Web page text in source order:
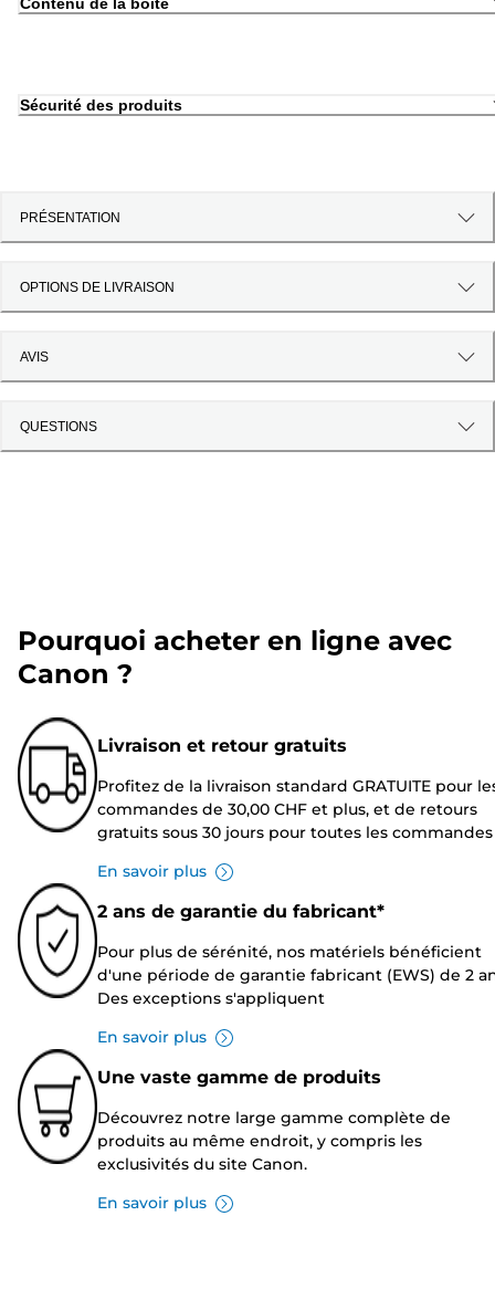
Contenu de la boîte
Sécurité des produits
PRÉSENTATION
OPTIONS DE LIVRAISON
AVIS
QUESTIONS
Pourquoi acheter en ligne avec
Canon ?
Livraison et retour gratuits
Profitez de la livraison standard GRATUITE pour
commandes de 30,00 CHF et plus, et de retours
gratuits sous 30 jours pour toutes les commandes
En savoir plus
2 ans de garantie du fabricant*
Pour plus de sérénité, nos matériels bénéficient
d'une période de garantie fabricant (EWS) de 2
Des exceptions s'appliquent
En savoir plus
Une vaste gamme de produits
Découvrez notre large gamme complète de
produits au même endroit, y compris les
exclusivités du site Canon.
En savoir plus